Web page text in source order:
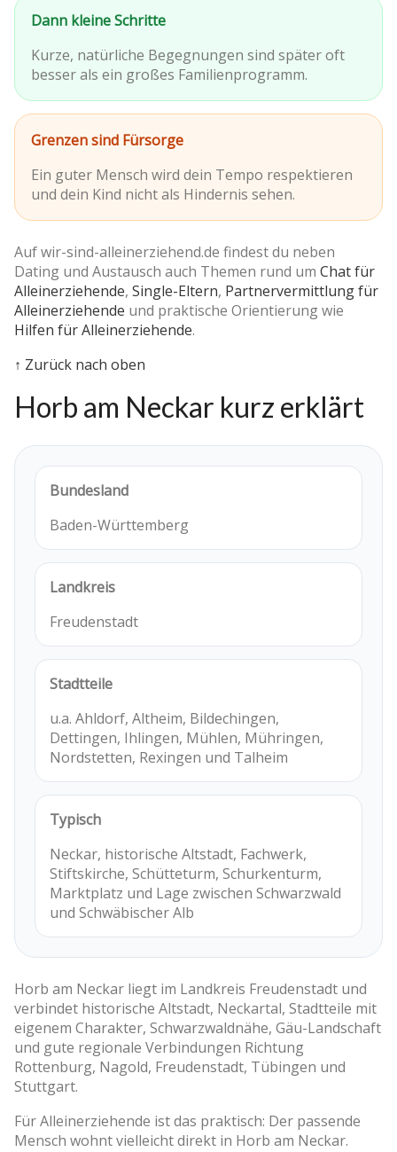
Dann kleine Schritte
Kurze, natürliche Begegnungen sind später oft
besser als ein großes Familienprogramm.
Grenzen sind Fürsorge
Ein guter Mensch wird dein Tempo respektieren
und dein Kind nicht als Hindernis sehen.
Auf wir-sind-alleinerziehend.de findest du neben
Dating und Austausch auch Themen rund um Chat für
Alleinerziehende, Single-Eltern, Partnervermittlung für
Alleinerziehende und praktische Orientierung wie
Hilfen für Alleinerziehende.
↑ Zurück nach oben
Horb am Neckar kurz erklärt
Bundesland
Baden-Württemberg
Landkreis
Freudenstadt
Stadtteile
u.a. Ahldorf, Altheim, Bildechingen,
Dettingen, Ihlingen, Mühlen, Mühringen,
Nordstetten, Rexingen und Talheim
Typisch
Neckar, historische Altstadt, Fachwerk,
Stiftskirche, Schütteturm, Schurkenturm,
Marktplatz und Lage zwischen Schwarzwald
und Schwäbischer Alb
Horb am Neckar liegt im Landkreis Freudenstadt und
verbindet historische Altstadt, Neckartal, Stadtteile mit
eigenem Charakter, Schwarzwaldnähe, Gäu-Landschaft
und gute regionale Verbindungen Richtung
Rottenburg, Nagold, Freudenstadt, Tübingen und
Stuttgart.
Für Alleinerziehende ist das praktisch: Der passende
Mensch wohnt vielleicht direkt in Horb am Neckar.